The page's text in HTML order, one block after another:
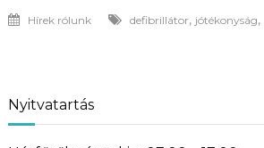
Hírek rólunk defibrillátor, jótékonyság,
Nyitvatartás